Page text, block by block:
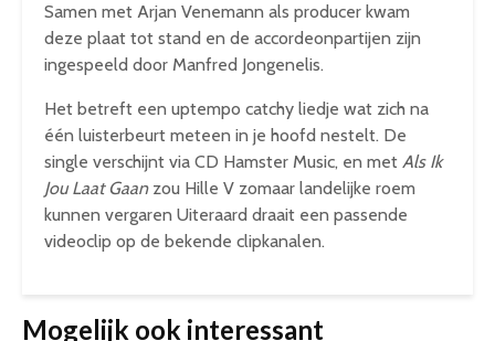
Samen met Arjan Venemann als producer kwam
deze plaat tot stand en de accordeonpartijen zijn
ingespeeld door Manfred Jongenelis.
Het betreft een uptempo catchy liedje wat zich na
één luisterbeurt meteen in je hoofd nestelt. De
single verschijnt via CD Hamster Music, en met Als Ik
Jou Laat Gaan zou Hille V zomaar landelijke roem
kunnen vergaren Uiteraard draait een passende
videoclip op de bekende clipkanalen.
Mogelijk ook interessant